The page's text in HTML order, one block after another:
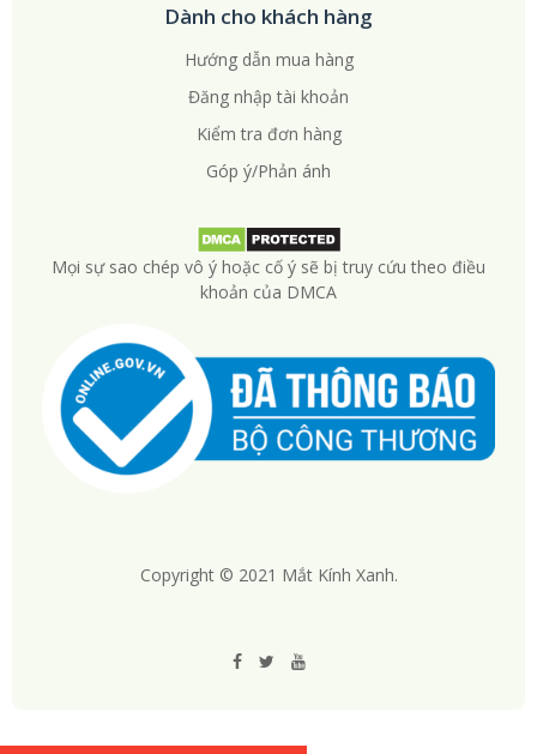
Dành cho khách hàng
Hướng dẫn mua hàng
Đăng nhập tài khoản
Kiểm tra đơn hàng
Góp ý/Phản ánh
Mọi sự sao chép vô ý hoặc cố ý sẽ bị truy cứu theo điều
khoản của DMCA
Copyright © 2021 Mắt Kính Xanh.